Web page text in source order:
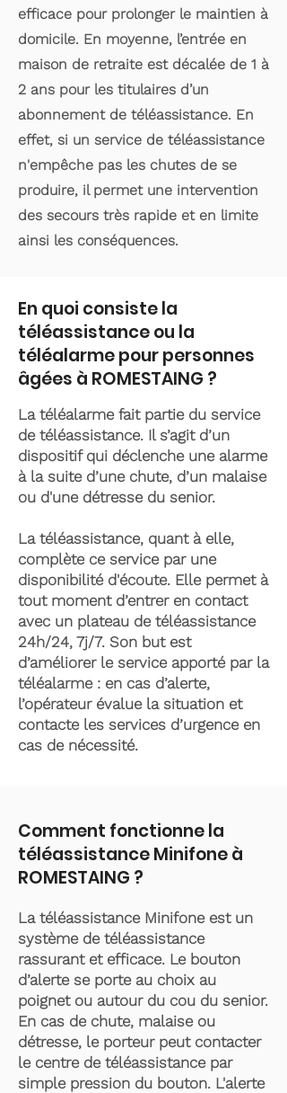
efficace pour prolonger le maintien à
domicile. En moyenne, l’entrée en
maison de retraite est décalée de 1 à
2 ans pour les titulaires d’un
abonnement de téléassistance. En
effet, si un service de téléassistance
n'empêche pas les chutes de se
produire, il permet une intervention
des secours très rapide et en limite
ainsi les conséquences.
En quoi consiste la
téléassistance ou la
téléalarme pour personnes
âgées à ROMESTAING ?
La téléalarme fait partie du service
de téléassistance. Il s’agit d’un
dispositif qui déclenche une alarme
à la suite d’une chute, d’un malaise
ou d'une détresse du senior.
La téléassistance, quant à elle,
complète ce service par une
disponibilité d'écoute. Elle permet à
tout moment d’entrer en contact
avec un plateau de téléassistance
24h/24, 7j/7. Son but est
d’améliorer le service apporté par la
téléalarme : en cas d’alerte,
l’opérateur évalue la situation et
contacte les services d’urgence en
cas de nécessité.
Comment fonctionne la
téléassistance Minifone à
ROMESTAING ?
La téléassistance Minifone est un
système de téléassistance
rassurant et efficace. Le bouton
d’alerte se porte au choix au
poignet ou autour du cou du senior.
En cas de chute, malaise ou
détresse, le porteur peut contacter
le centre de téléassistance par
simple pression du bouton. L'alerte